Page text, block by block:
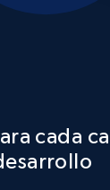
cada